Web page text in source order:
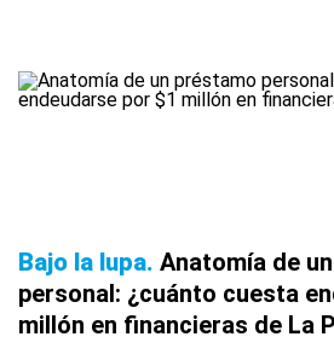
Bajo la lupa Anatomía de
personal: ¿cuánto cuesta
millón en financieras de La